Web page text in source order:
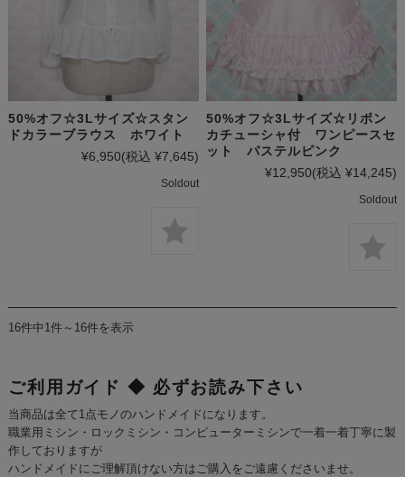
50%オフ☆3Lサイズ☆スタン
ドカラーブラウス ホワイト
¥6,950(税込 ¥7,645)
Soldout
50%オフ☆3Lサイズ☆リボン
カチューシャ付 ワンピースセ
ット パステルピンク
¥12,950(税込 ¥14,245)
Soldout
16件中1件～16件を表示
ご利用ガイド ◆ 必ずお読み下さい
当商品は全て1点モノのハンドメイドになります。
職業用ミシン・ロックミシン・コンピューターミシンで一着一着丁寧に製
作しておりますが
ハンドメイドにご理解頂けない方はご購入をご遠慮くださいませ。